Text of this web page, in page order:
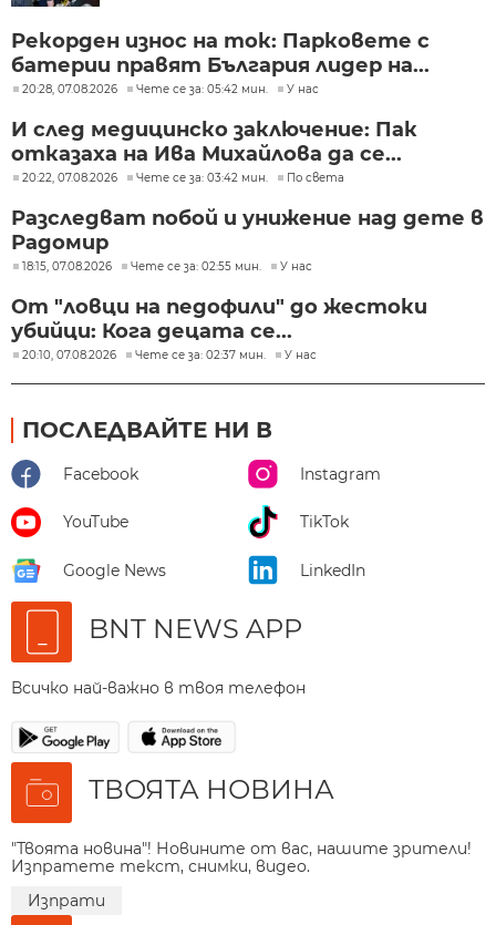
Рекорден износ на ток: Парковете с
батерии правят България лидер на...
20:28, 07.08.2026 Чете се за: 05:42 мин. У нас
И след медицинско заключение: Пак
отказаха на Ива Михайлова да се...
20:22, 07.08.2026 Чете се за: 03:42 мин. По света
Разследват побой и унижение над дете в
Радомир
18:15, 07.08.2026 Чете се за: 02:55 мин. У нас
От "ловци на педофили" до жестоки
убийци: Кога децата се...
20:10, 07.08.2026 Чете се за: 02:37 мин. У нас
ПОСЛЕДВАЙТЕ НИ В
Facebook Instagram
YouTube TikTok
Google News LinkedIn
BNT NEWS APP
Всичко най-важно в твоя телефон
ТВОЯТА НОВИНА
"Твоята новина"! Новините от вас, нашите зрители!
Изпратете текст, снимки, видео.
Изпрати